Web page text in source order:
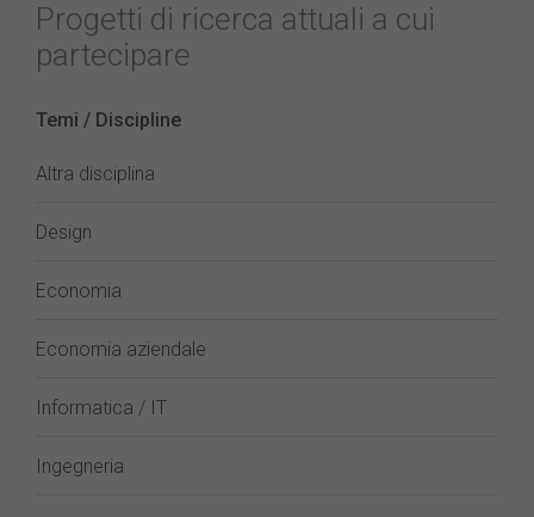
Progetti di ricerca attuali a cui
partecipare
Temi / Discipline
Altra disciplina
Design
Economia
Economia aziendale
Informatica / IT
Ingegneria